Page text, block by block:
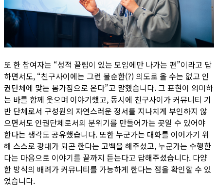
또 한 참여자는 “성적 끌림이 있는 모임에만 나가는 편”이라고 답
하면서도, “친구사이에는 그런 불순한(?) 의도로 올 수는 없고 인
권단체에 맞는 몸가짐으로 온다”고 말했습니다. 그 표현이 의미하
는 바를 함께 웃으며 이야기했고, 동시에 친구사이가 커뮤니티 기
반 단체로서 구성원의 자연스러운 정서를 지나치게 부인하지 않
으면서도 인권단체로서의 분위기를 만들어가는 곳일 수 있어야
한다는 생각도 공유했습니다. 또한 누군가는 대화를 이어가기 위
해 스스로 광대가 되곤 한다는 고백을 해주셨고, 누군가는 수행한
다는 마음으로 이야기를 끝까지 듣는다고 답해주셨습니다. 다양
한 방식의 배려가 커뮤니티를 가능하게 한다는 점을 확인할 수 있
었습니다.